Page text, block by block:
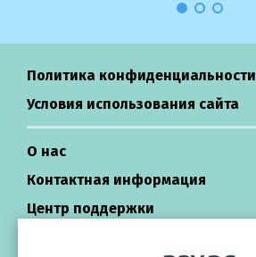
Политика конфиденциальности
Условия использования сайта
О нас
Контактная информация
Центр поддержки